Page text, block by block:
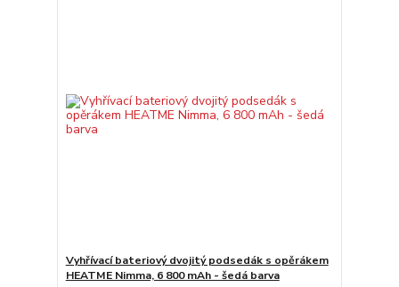
Vyhřívací bateriový dvojitý podsedák s opěrákem
HEATME Nimma, 6 800 mAh - šedá barva